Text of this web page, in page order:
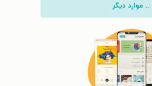
... موارد دیگر